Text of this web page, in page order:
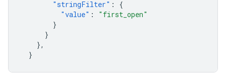
"stringFilter" :
{
"value" :
"first_open"
}
}
},
}